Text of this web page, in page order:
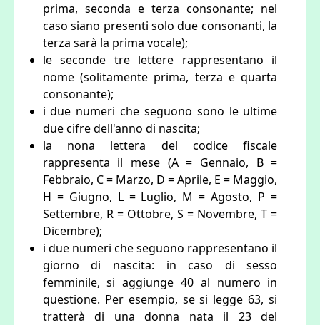
prima, seconda e terza consonante; nel
caso siano presenti solo due consonanti, la
terza sarà la prima vocale);
le seconde tre lettere rappresentano il
nome (solitamente prima, terza e quarta
consonante);
i due numeri che seguono sono le ultime
due cifre dell'anno di nascita;
la nona lettera del codice fiscale
rappresenta il mese (A = Gennaio, B =
Febbraio, C = Marzo, D = Aprile, E = Maggio,
H = Giugno, L = Luglio, M = Agosto, P =
Settembre, R = Ottobre, S = Novembre, T =
Dicembre);
i due numeri che seguono rappresentano il
giorno di nascita: in caso di sesso
femminile, si aggiunge 40 al numero in
questione. Per esempio, se si legge 63, si
tratterà di una donna nata il 23 del